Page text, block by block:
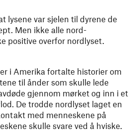
lysene var sjelen til dyrene de
Men ikke alle nord-
positive overfor nordlyset.
i Amerika fortalte historier om
til ånder som skulle lede
gjennom mørket og inn i et
De trodde nordlyset laget en
med menneskene på
skulle svare ved å hviske.